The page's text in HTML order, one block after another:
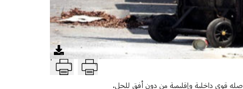
طريقه إلينا T
قوى داخلية وإقليمية من دون أفق للحل.